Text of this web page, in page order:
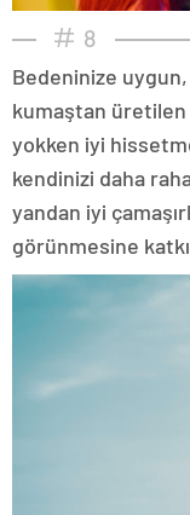
8
Bedeninize uygun,
kumaştan üretilen
yokken iyi
kendinizi daha
yandan iyi
görünmesine